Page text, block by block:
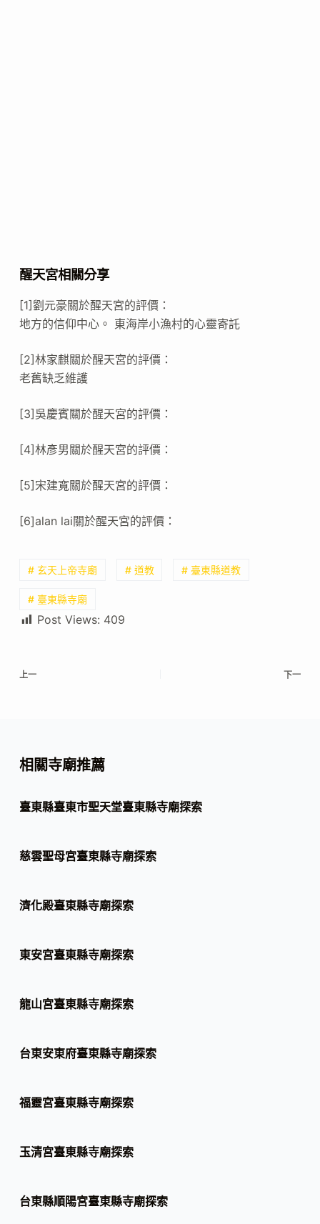
醒天宮相關分享
[1]劉元豪關於醒天宮的評價：
地方的信仰中心。 東海岸小漁村的心靈寄託
[2]林家麒關於醒天宮的評價：
老舊缺乏維護
[3]吳慶賓關於醒天宮的評價：
[4]林彥男關於醒天宮的評價：
[5]宋建寬關於醒天宮的評價：
[6]alan lai關於醒天宮的評價：
# 玄天上帝寺廟 # 道教 # 臺東縣道教
# 臺東縣寺廟
Post Views: 409
上一 下一
相關寺廟推薦
臺東縣臺東市聖天堂臺東縣寺廟探索
慈雲聖母宮臺東縣寺廟探索
濟化殿臺東縣寺廟探索
東安宮臺東縣寺廟探索
龍山宮臺東縣寺廟探索
台東安東府臺東縣寺廟探索
福靈宮臺東縣寺廟探索
玉清宮臺東縣寺廟探索
台東縣順陽宮臺東縣寺廟探索